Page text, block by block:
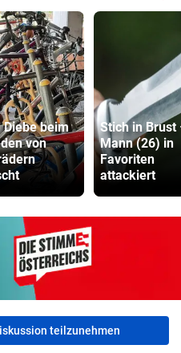
Diebe beim
von
Stich in Brust
Mann (26) in
Favoriten
attackiert
teilzunehmen